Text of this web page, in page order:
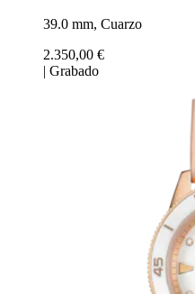
39.0 mm, Cuarzo
2.350,00 €
| Grabado